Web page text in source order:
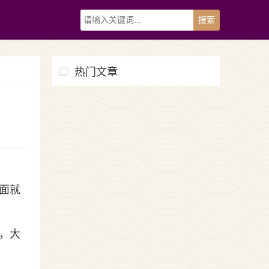
就
大
热门文章